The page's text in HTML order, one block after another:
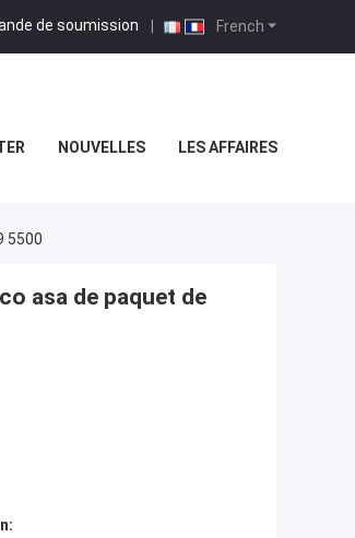
French
de soumission |
NOUVELLES LES AFFAIRES
5500
asa de paquet de